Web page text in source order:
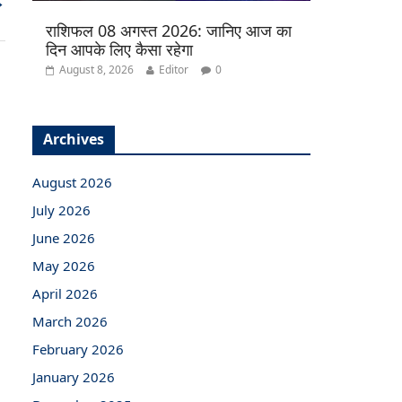
राशिफल 08 अगस्त 2026: जानिए आज का
दिन आपके लिए कैसा रहेगा
August 8, 2026 Editor 0
Archives
August 2026
July 2026
June 2026
May 2026
April 2026
March 2026
February 2026
January 2026